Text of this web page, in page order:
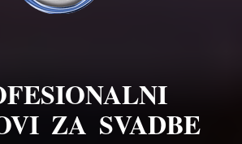
ZA SVADBE